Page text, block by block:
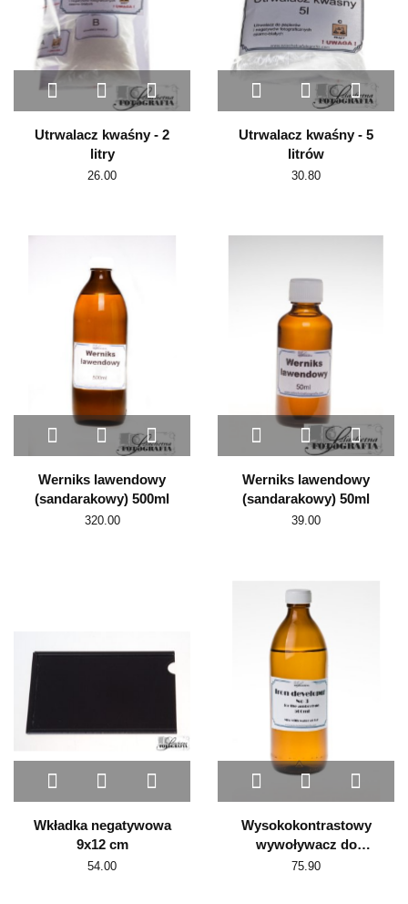
Utrwalacz kwaśny - 2
litry
26.00
Utrwalacz kwaśny - 5
litrów
30.80
Werniks lawendowy
(sandarakowy) 500ml
320.00
Werniks lawendowy
(sandarakowy) 50ml
39.00
Wkładka negatywowa
9x12 cm
54.00
Wysokokontrastowy
wywoływacz do
ambrotypii -nr3 (500ml)
75.90